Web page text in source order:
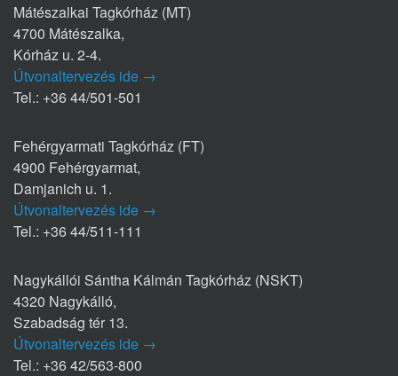
Mátészalkai Tagkórház (MT)
4700 Mátészalka,
Kórház u. 2-4.
Útvonaltervezés ide →
Tel.: +36 44/501-501
Fehérgyarmati Tagkórház (FT)
4900 Fehérgyarmat,
Damjanich u. 1.
Útvonaltervezés ide →
Tel.: +36 44/511-111
Nagykállói Sántha Kálmán Tagkórház (NSKT)
4320 Nagykálló,
Szabadság tér 13.
Útvonaltervezés ide →
Tel.: +36 42/563-800